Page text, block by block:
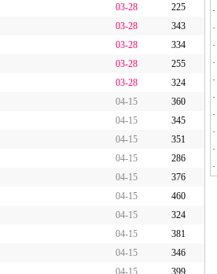
03-28
225
03-28
343
03-28
334
03-28
255
03-28
324
04-15
360
04-15
345
04-15
351
04-15
286
04-15
376
04-15
460
04-15
324
04-15
381
04-15
346
04-15 399
·
·
·
·
·
·
·
·
·
·